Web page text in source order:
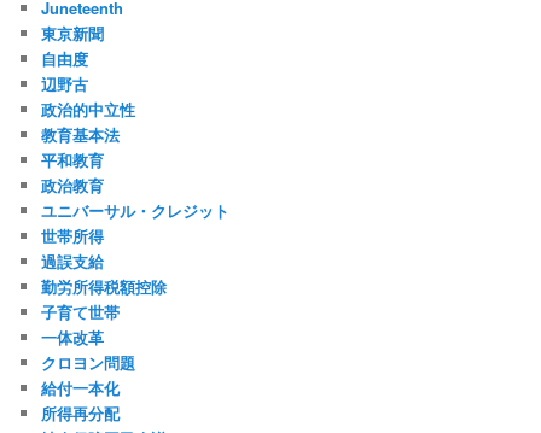
Juneteenth
東京新聞
自由度
辺野古
政治的中立性
教育基本法
平和教育
政治教育
ユニバーサル・クレジット
世帯所得
過誤支給
勤労所得税額控除
子育て世帯
一体改革
クロヨン問題
給付一本化
所得再分配